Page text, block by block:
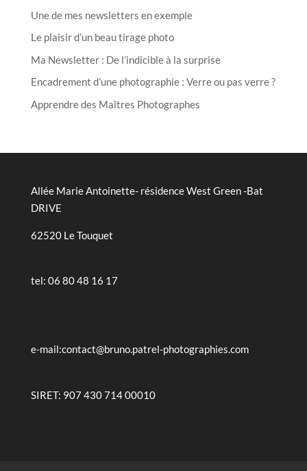
Une de mes newsletters en exemple
Le plaisir d’un beau tirage photo
Ma Newsletter : De l’indicible à la surprise
Encadrement d’une photographie : Verre ou pas verre ?
Apprendre des Maîtres Photographes
Allée Marie Antoinette- résidence West Green -Bat
DRIVE
62520 Le Touquet
tel: 06 80 48 16 17
e-mail:contact@bruno.patrel-photographies.com
SIRET: 907 430 714 00010